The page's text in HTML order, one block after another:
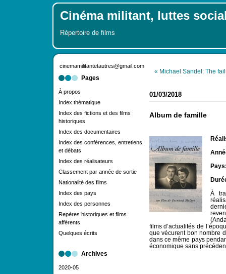
Cinéma militant, luttes
Répertoire de films
cinemamilitantetautres@gmail.com
Pages
À propos
Index thématique
Index des fictions et des films
historiques
Index des documentaires
Index des conférences, entretiens
et débats
Index des réalisateurs
Classement par année de sortie
Nationalité des films
Index des pays
Index des personnes
Repères historiques et films
afférents
Quelques écrits
Archives
2020-05
« Michael Sandel: The
01/03/2018
Album de famille
À
films d’actualités de
que vécurent bon nombre
dans ce même pays
économique sans